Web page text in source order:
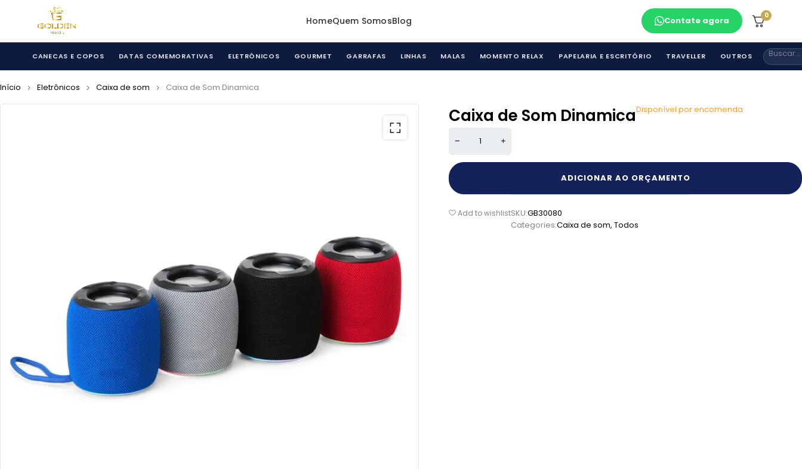
HomeQuem SomosBlog Contate agora 0
CANECAS E COPOS DATAS COMEMORATIVAS ELETRÔNICOS GOURMET GARRAFAS LINHAS MALAS MOMENTO RELAX PAPELARIA E ESCRITÓRIO TRAVELLER OUTROS
Início Eletrônicos Caixa de som Caixa de Som Dinamica
Caixa de Som DinamicaDisponível por encomenda
ADICIONAR AO ORÇAMENTO
Add to wishlistSKU:GB30080
Categories:Caixa de som, Todos